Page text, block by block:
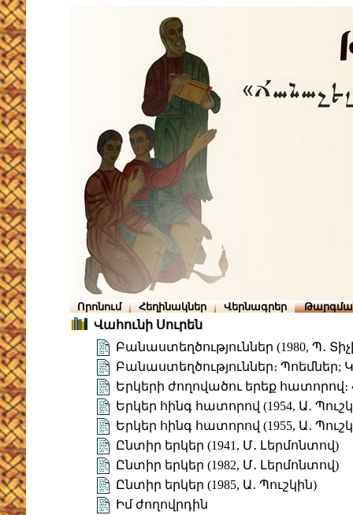
Որոնում Հեղինակներ Վերնագրեր
Վահունի Սուրեն
Բանաստեղծություններ (1980, Պ․
Բանաստեղծություններ։
Երկերի ժողովածու երեք հատորով։
Երկեր հինգ հատորով (1954, Ա․
Երկեր հինգ հատորով (1955, Ա․
Ընտիր երկեր (1941, Մ․ Լերմոնտով)
Ընտիր երկեր (1982, Մ․ Լերմոնտով)
Ընտիր երկեր (1985, Ա․ Պուշկին)
Իմ ժողովրդին